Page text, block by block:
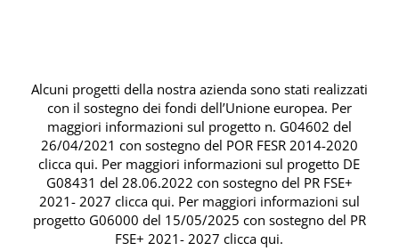
Alcuni progetti della nostra azienda sono stati realizzati
con il sostegno dei fondi dell’Unione europea. Per
maggiori informazioni sul progetto n. G04602 del
26/04/2021 con sostegno del POR FESR 2014-2020
clicca qui. Per maggiori informazioni sul progetto DE
G08431 del 28.06.2022 con sostegno del PR FSE+
2021- 2027 clicca qui. Per maggiori informazioni sul
progetto G06000 del 15/05/2025 con sostegno del PR
FSE+ 2021- 2027 clicca qui.